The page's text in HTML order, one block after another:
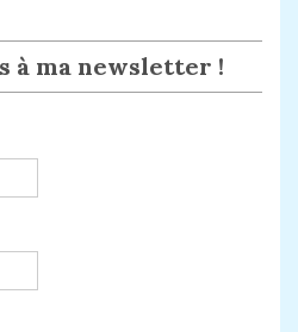
à ma newsletter !